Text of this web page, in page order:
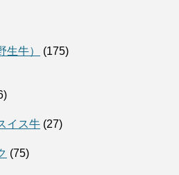
生牛）
(175)
イス牛 (27)
(75)